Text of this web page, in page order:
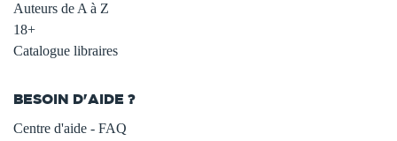
Auteurs de A à Z
18+
Catalogue libraires
BESOIN D'AIDE ?
Centre d'aide - FAQ